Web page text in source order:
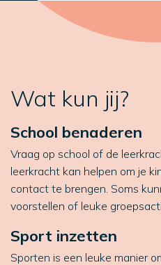
Wat kun jij?
School benaderen
Vraag op school of de
leerkracht kan helpen om je
contact te brengen. Soms
voorstellen of leuke
Sport inzetten
Sporten is een leuke manier